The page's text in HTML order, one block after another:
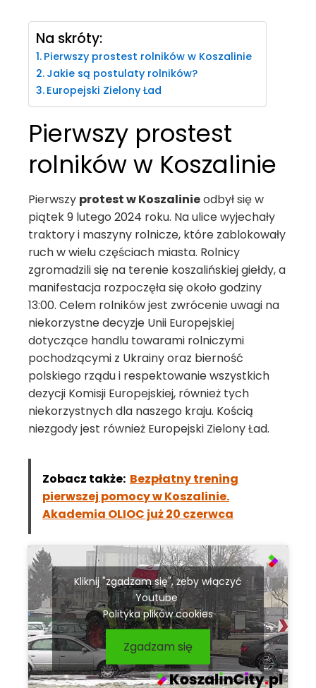
Na skróty:
Pierwszy prostest rolników w Koszalinie
Jakie są postulaty rolników?
Europejski Zielony Ład
Pierwszy prostest
rolników w Koszalinie
Pierwszy protest w Koszalinieodbył się w
piątek 9 lutego 2024 roku. Na ulice wyjechały
traktory i maszyny rolnicze, które zablokowały
ruch w wielu częściach miasta. Rolnicy
zgromadzili się na terenie koszalińskiej giełdy, a
manifestacja rozpoczęła się około godziny
13:00. Celem rolników jest zwrócenie uwagi na
niekorzystne decyzje Unii Europejskiej
dotyczące handlu towarami rolniczymi
pochodzącymi z Ukrainy oraz bierność
polskiego rządu i respektowanie wszystkich
dezycji Komisji Europejskiej, również tych
niekorzystnych dla naszego kraju. Kością
niezgody jest również Europejski Zielony Ład.
Zobacz także: Bezpłatny trening
pierwszej pomocy w Koszalinie.
Akademia OLIOC już 20 czerwca
Kliknij "zgadzam się", żeby włączyć
Youtube
Polityka plików cookies
Zgadzam się